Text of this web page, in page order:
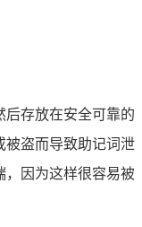
后存放在安全可靠的
被盗而导致助记词泄
，因为这样很容易被